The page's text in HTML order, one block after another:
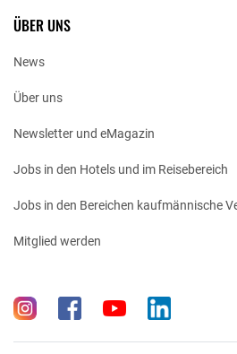
ÜBER UNS
News
Über uns
Newsletter und eMagazin
Jobs in den Hotels und im Reisebereich
Jobs in den Bereichen kaufmännische
Mitglied werden